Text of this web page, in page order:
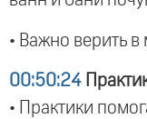
• Важно верить
00:50:24
• Практики